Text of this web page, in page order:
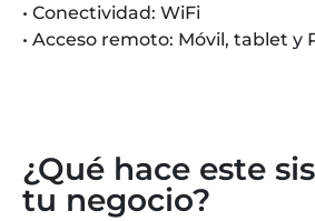
• Conectividad: WiFi
• Acceso remoto: Móvil, tablet y
¿Qué hace este
tu negocio?